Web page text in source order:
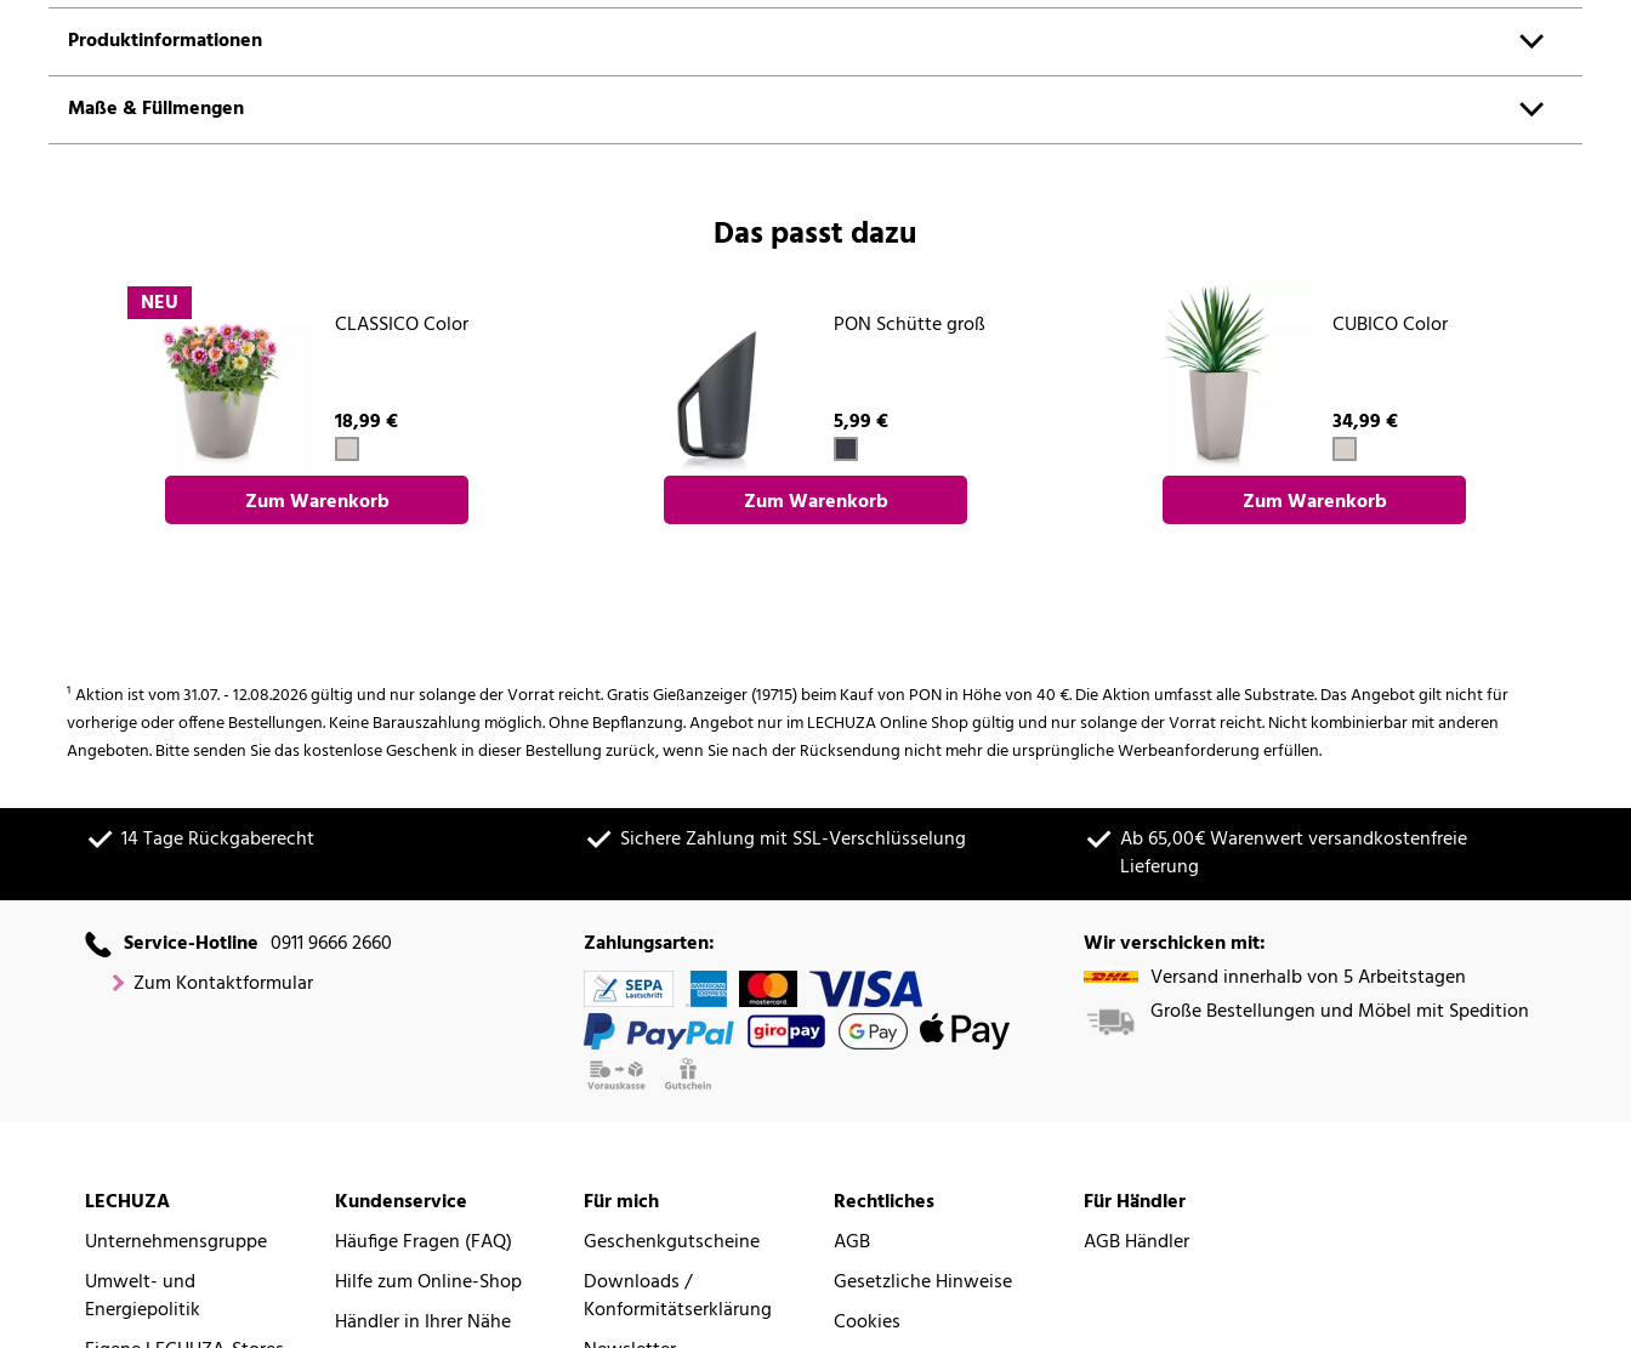
Produktinformationen
Maße & Füllmengen
Das passt dazu
NEU
CLASSICO Color
18,99 €
Zum Warenkorb
PON Schütte groß
5,99 €
Zum Warenkorb
CUBICO Color
34,99 €
Zum Warenkorb
¹ Aktion ist vom 31.07. - 12.08.2026 gültig und nur solange der Vorrat reicht. Gratis Gießanzeiger (19715) beim Kauf von PON in Höhe von 40 €. Die Aktion umfasst alle Substrate. Das Angebot gilt nicht für
vorherige oder offene Bestellungen. Keine Barauszahlung möglich. Ohne Bepflanzung. Angebot nur im LECHUZA Online Shop gültig und nur solange der Vorrat reicht. Nicht kombinierbar mit anderen
Angeboten. Bitte senden Sie das kostenlose Geschenk in dieser Bestellung zurück, wenn Sie nach der Rücksendung nicht mehr die ursprüngliche Werbeanforderung erfüllen.
14 Tage Rückgaberecht Sichere Zahlung mit SSL-Verschlüsselung
Ab 65,00€ Warenwert versandkostenfreie
Lieferung
Service-Hotline 0911 9666 2660
Zum Kontaktformular
Zahlungsarten:
Wir verschicken mit:
Versand innerhalb von 5 Arbeitstagen
Große Bestellungen und Möbel mit Spedition
LECHUZA
Unternehmensgruppe
Umwelt- und
Energiepolitik
Kundenservice
Häufige Fragen (FAQ)
Hilfe zum Online-Shop
Händler in Ihrer Nähe
Für mich
Geschenkgutscheine
Downloads /
Konformitätserklärung
Rechtliches
AGB
Gesetzliche Hinweise
Cookies
Für Händler
AGB Händler